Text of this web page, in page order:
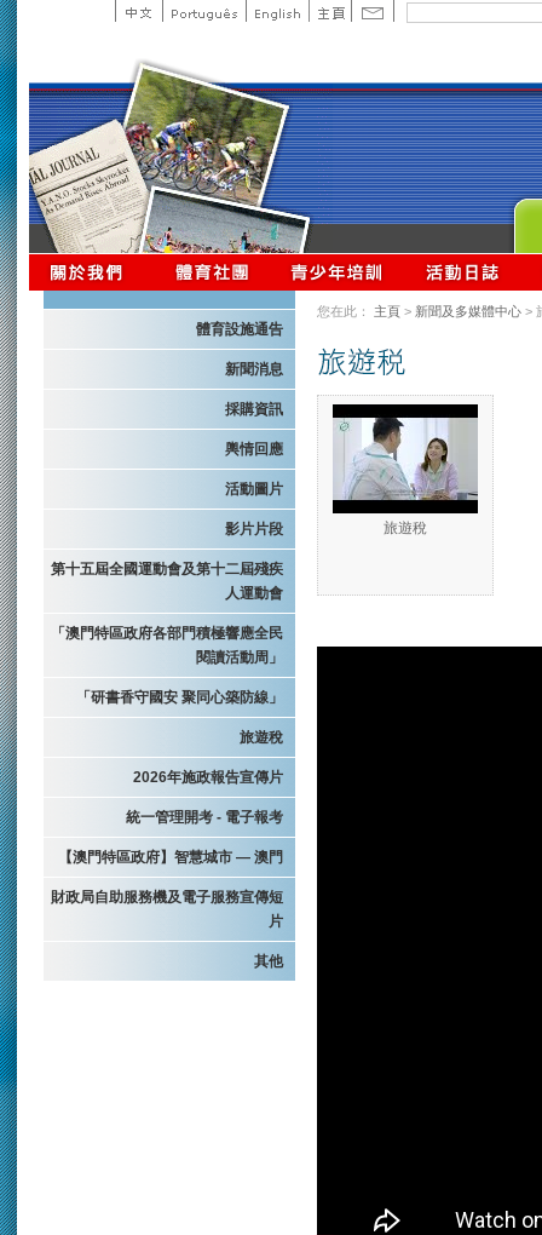
體育設施通告
新聞消息
採購資訊
輿情回應
活動圖片
影片片段
第十五屆全國運動會及第十二屆殘疾
人運動會
「澳門特區政府各部門積極響應全民
閱讀活動周」
「研書香守國安 聚同心築防線」
旅遊稅
2026年施政報告宣傳片
統一管理開考 - 電子報考
【澳門特區政府】智慧城市 — 澳門
財政局自助服務機及電子服務宣傳短
片
其他
您在此： 主頁 > 新聞及多媒體中心 >
旅遊稅